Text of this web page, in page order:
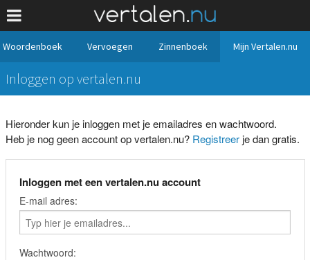
Woordenboek Vervoegen Zinnenboek Mijn Vertalen.nu
Inloggen op vertalen.nu
Hieronder kun je inloggen met je emailadres en wachtwoord.
Heb je nog geen account op vertalen.nu? Registreerje dan gratis.
Inloggen met een vertalen.nu account
E-mail adres:
Wachtwoord: